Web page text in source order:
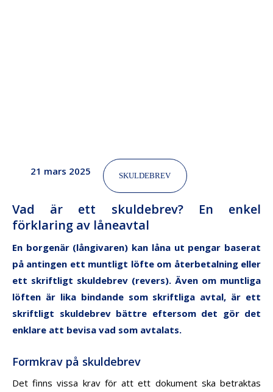
21 mars 2025 SKULDEBREV
Vad är ett skuldebrev? En enkel
förklaring av låneavtal
En borgenär (långivaren) kan låna ut pengar baserat
på antingen ett muntligt löfte om återbetalning eller
ett skriftligt skuldebrev (revers). Även om muntliga
löften är lika bindande som skriftliga avtal, är ett
skriftligt skuldebrev bättre eftersom det gör det
enklare att bevisa vad som avtalats.
Formkrav på skuldebrev
Det finns vissa krav för att ett dokument ska betraktas